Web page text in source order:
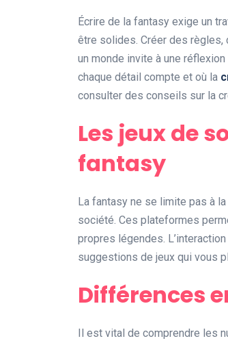
Écrire de la fantasy exige un
être solides. Créer des règles,
un monde invite à une
chaque détail compte et où la
consulter des conseils sur la
Les jeux de
fantasy
La fantasy ne se limite pas à
société. Ces plateformes
propres légendes.
suggestions de jeux qui vous
Différences
Il est vital de comprendre les